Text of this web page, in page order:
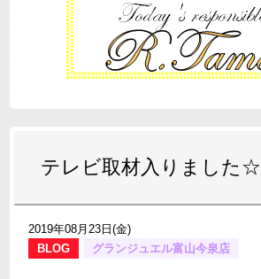
テレビ取材入りました☆
2019年08月23日(金)
BLOG
グランジュエル富山今泉店